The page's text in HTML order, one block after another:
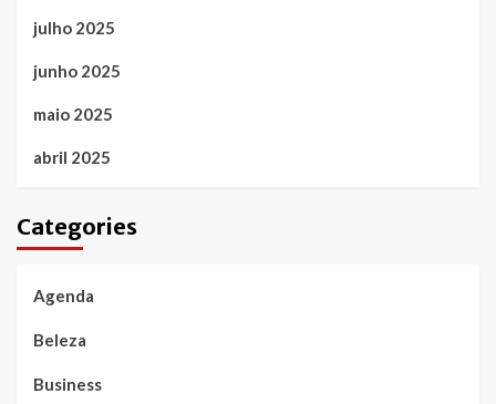
julho 2025
junho 2025
maio 2025
abril 2025
Categories
Agenda
Beleza
Business